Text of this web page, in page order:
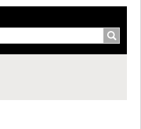
croissant